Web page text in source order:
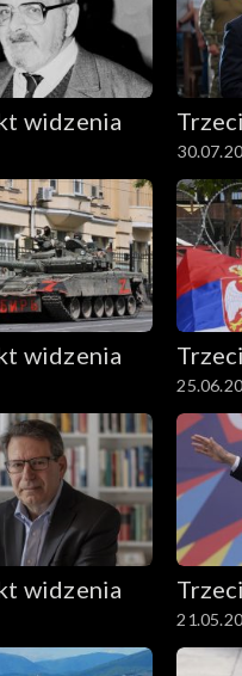
widzenia
widzenia
widzenia